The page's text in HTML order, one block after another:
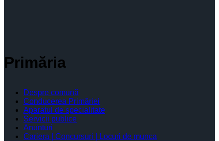
Primăria
Despre comună
Conducerea Primăriei
Aparatul de specialitate
Servicii publice
Anunturi
Cariera | Concursuri | Locuri de munca